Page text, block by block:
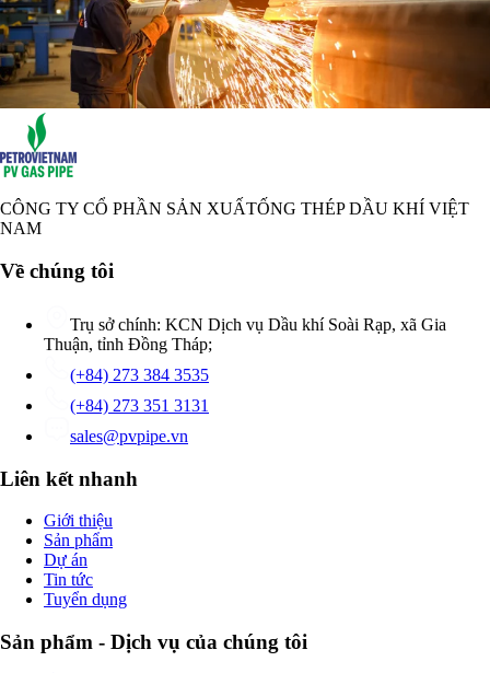
CÔNG TY CỔ PHẦN SẢN XUẤTỐNG THÉP DẦU KHÍ VIỆT
NAM
Về chúng tôi
Trụ sở chính: KCN Dịch vụ Dầu khí Soài Rạp, xã Gia
Thuận, tỉnh Đồng Tháp;
(+84) 273 384 3535
(+84) 273 351 3131
sales@pvpipe.vn
Liên kết nhanh
Giới thiệu
Sản phẩm
Dự án
Tin tức
Tuyển dụng
Sản phẩm - Dịch vụ của chúng tôi